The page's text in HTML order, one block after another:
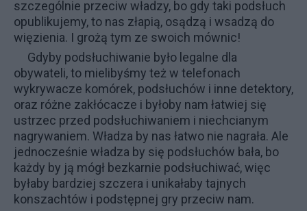
szczególnie przeciw władzy, bo gdy taki podsłuch
opublikujemy, to nas złapią, osądzą i wsadzą do
więzienia. I grożą tym ze swoich mównic!
Gdyby podsłuchiwanie było legalne dla
obywateli, to mielibyśmy też w telefonach
wykrywacze komórek, podsłuchów i inne detektory,
oraz różne zakłócacze i byłoby nam łatwiej się
ustrzec przed podsłuchiwaniem i niechcianym
nagrywaniem. Władza by nas łatwo nie nagrała. Ale
jednocześnie władza by się podsłuchów bała, bo
każdy by ją mógł bezkarnie podsłuchiwać, więc
byłaby bardziej szczera i unikałaby tajnych
konszachtów i podstępnej gry przeciw nam.